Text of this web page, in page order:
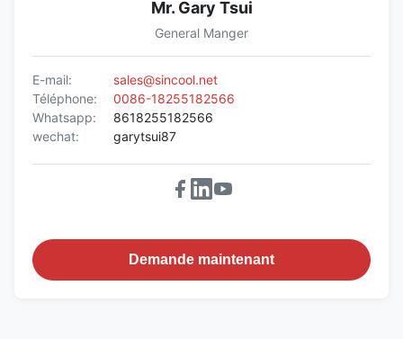
Mr. Gary Tsui
General Manger
E-mail:
sales@sincool.net
Téléphone:
0086-18255182566
Whatsapp:
8618255182566
wechat:
garytsui87
Demande maintenant